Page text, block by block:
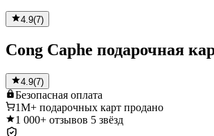
4.9(7)
Cong Caphe подарочная
4.9(7)
Безопасная оплата
1M+ подарочных карт продано
1 000+ отзывов 5 звёзд